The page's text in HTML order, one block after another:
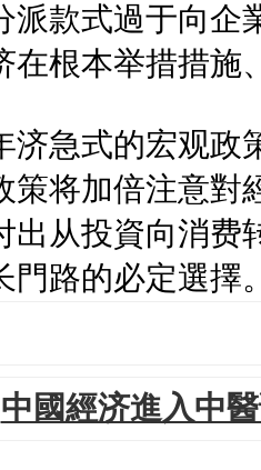
派款式過于向企
在根本举措措施
济急式的宏观政
策将加倍注意對
出从投資向消费
門路的必定選擇
中國經济進入中